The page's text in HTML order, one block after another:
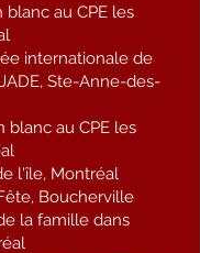
au CPE les
internationale de
Ste-Anne-des-
au CPE les
l'île, Montréal
Boucherville
la famille dans